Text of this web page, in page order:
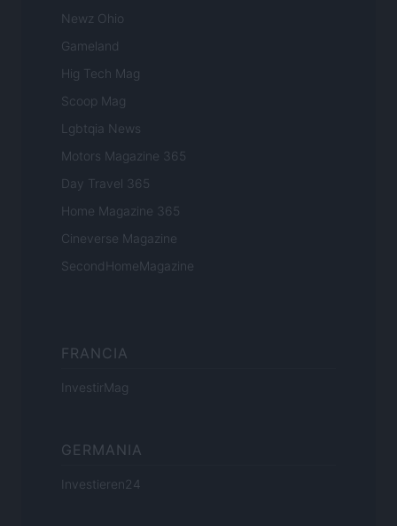
Newz Ohio
Gameland
Hig Tech Mag
Scoop Mag
Lgbtqia News
Motors Magazine 365
Day Travel 365
Home Magazine 365
Cineverse Magazine
SecondHomeMagazine
FRANCIA
InvestirMag
GERMANIA
Investieren24